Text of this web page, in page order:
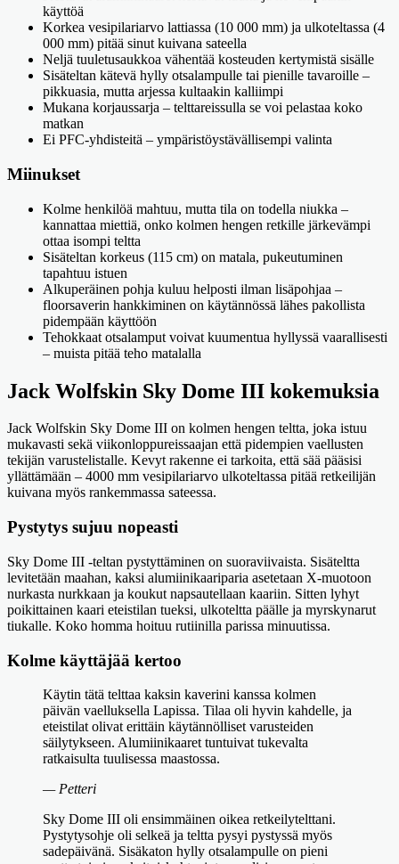
käyttöä
Korkea vesipilariarvo lattiassa (10 000 mm) ja ulkoteltassa (4
000 mm) pitää sinut kuivana sateella
Neljä tuuletusaukkoa vähentää kosteuden kertymistä sisälle
Sisäteltan kätevä hylly otsalampulle tai pienille tavaroille –
pikkuasia, mutta arjessa kultaakin kalliimpi
Mukana korjaussarja – telttareissulla se voi pelastaa koko
matkan
Ei PFC-yhdisteitä – ympäristöystävällisempi valinta
Miinukset
Kolme henkilöä mahtuu, mutta tila on todella niukka –
kannattaa miettiä, onko kolmen hengen retkille järkevämpi
ottaa isompi teltta
Sisäteltan korkeus (115 cm) on matala, pukeutuminen
tapahtuu istuen
Alkuperäinen pohja kuluu helposti ilman lisäpohjaa –
floorsaverin hankkiminen on käytännössä lähes pakollista
pidempään käyttöön
Tehokkaat otsalamput voivat kuumentua hyllyssä vaarallisesti
– muista pitää teho matalalla
Jack Wolfskin Sky Dome III kokemuksia
Jack Wolfskin Sky Dome III on kolmen hengen teltta, joka istuu
mukavasti sekä viikonloppureissaajan että pidempien vaellusten
tekijän varustelistalle. Kevyt rakenne ei tarkoita, että sää pääsisi
yllättämään – 4000 mm vesipilariarvo ulkoteltassa pitää retkeilijän
kuivana myös rankemmassa sateessa.
Pystytys sujuu nopeasti
Sky Dome III -teltan pystyttäminen on suoraviivaista. Sisäteltta
levitetään maahan, kaksi alumiinikaariparia asetetaan X-muotoon
nurkasta nurkkaan ja koukut napsautellaan kaariin. Sitten lyhyt
poikittainen kaari eteistilan tueksi, ulkoteltta päälle ja myrskynarut
tiukalle. Koko homma hoituu rutiinilla parissa minuutissa.
Kolme käyttäjää kertoo
Käytin tätä telttaa kaksin kaverini kanssa kolmen
päivän vaelluksella Lapissa. Tilaa oli hyvin kahdelle, ja
eteistilat olivat erittäin käytännölliset varusteiden
säilytykseen. Alumiinikaaret tuntuivat tukevalta
ratkaisulta tuulisessa maastossa.
— Petteri
Sky Dome III oli ensimmäinen oikea retkeilytelttani.
Pystytysohje oli selkeä ja teltta pysyi pystyssä myös
sadepäivänä. Sisäkaton hylly otsalampulle on pieni